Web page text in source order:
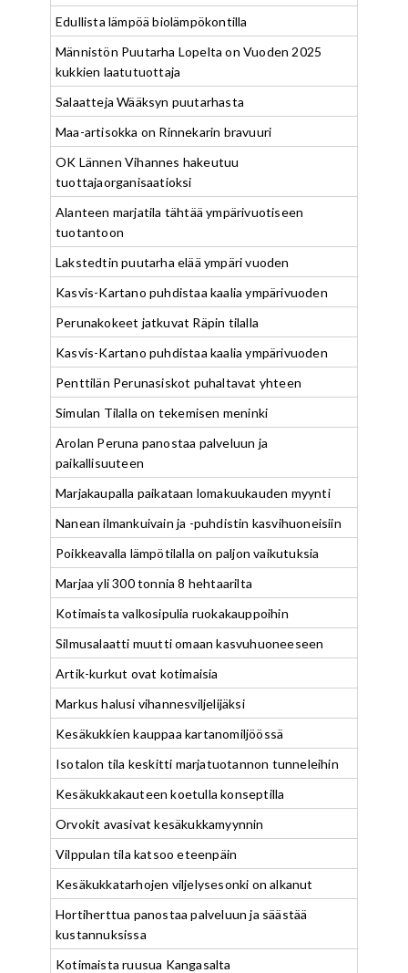
Edullista lämpöä biolämpökontilla
Männistön Puutarha Lopelta on Vuoden 2025
kukkien laatutuottaja
Salaatteja Wääksyn puutarhasta
Maa-artisokka on Rinnekarin bravuuri
OK Lännen Vihannes hakeutuu
tuottajaorganisaatioksi
Alanteen marjatila tähtää ympärivuotiseen
tuotantoon
Lakstedtin puutarha elää ympäri vuoden
Kasvis-Kartano puhdistaa kaalia ympärivuoden
Perunakokeet jatkuvat Räpin tilalla
Kasvis-Kartano puhdistaa kaalia ympärivuoden
Penttilän Perunasiskot puhaltavat yhteen
Simulan Tilalla on tekemisen meninki
Arolan Peruna panostaa palveluun ja
paikallisuuteen
Marjakaupalla paikataan lomakuukauden myynti
Nanean ilmankuivain ja -puhdistin kasvihuoneisiin
Poikkeavalla lämpötilalla on paljon vaikutuksia
Marjaa yli 300 tonnia 8 hehtaarilta
Kotimaista valkosipulia ruokakauppoihin
Silmusalaatti muutti omaan kasvuhuoneeseen
Artik-kurkut ovat kotimaisia
Markus halusi vihannesviljelijäksi
Kesäkukkien kauppaa kartanomiljöössä
Isotalon tila keskitti marjatuotannon tunneleihin
Kesäkukkakauteen koetulla konseptilla
Orvokit avasivat kesäkukkamyynnin
Vilppulan tila katsoo eteenpäin
Kesäkukkatarhojen viljelysesonki on alkanut
Hortiherttua panostaa palveluun ja säästää
kustannuksissa
Kotimaista ruusua Kangasalta